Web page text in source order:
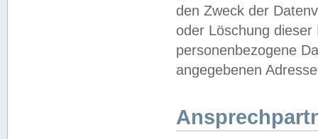
den Zweck der
oder Löschung
personenbezogene
angegebenen